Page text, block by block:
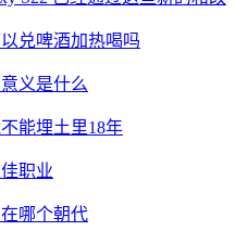
兑啤酒加热喝吗
义是什么
能埋土里18年
职业
哪个朝代